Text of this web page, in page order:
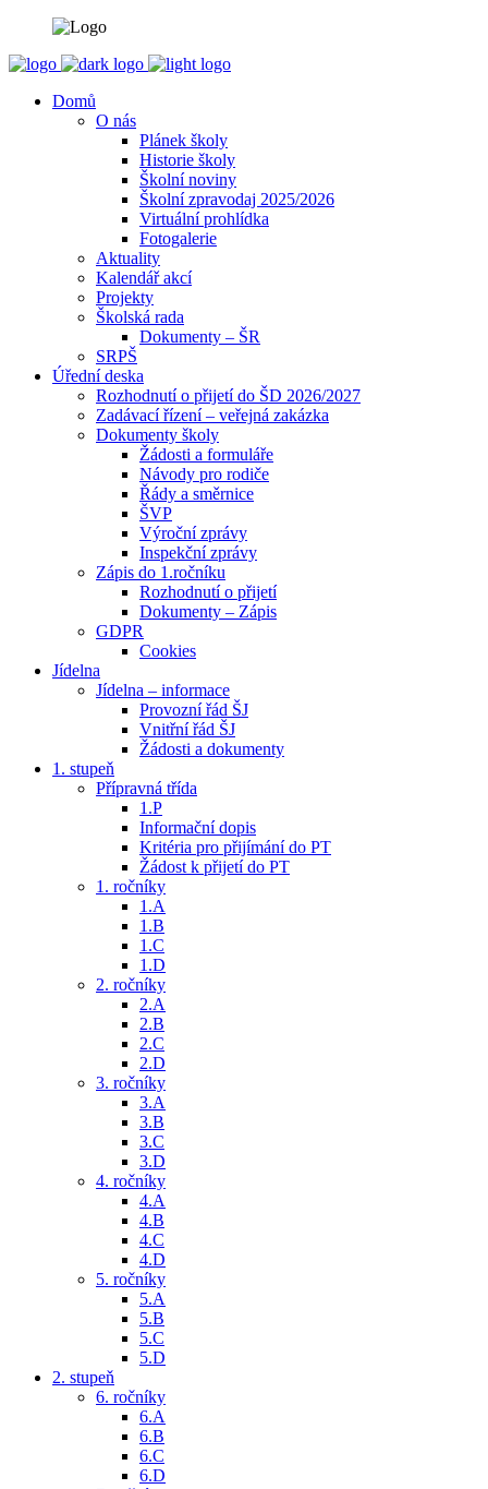
Domů
O nás
Plánek školy
Historie školy
Školní noviny
Školní zpravodaj 2025/2026
Virtuální prohlídka
Fotogalerie
Aktuality
Kalendář akcí
Projekty
Školská rada
Dokumenty – ŠR
SRPŠ
Úřední deska
Rozhodnutí o přijetí do ŠD 2026/2027
Zadávací řízení – veřejná zakázka
Dokumenty školy
Žádosti a formuláře
Návody pro rodiče
Řády a směrnice
ŠVP
Výroční zprávy
Inspekční zprávy
Zápis do 1.ročníku
Rozhodnutí o přijetí
Dokumenty – Zápis
GDPR
Cookies
Jídelna
Jídelna – informace
Provozní řád ŠJ
Vnitřní řád ŠJ
Žádosti a dokumenty
1. stupeň
Přípravná třída
1.P
Informační dopis
Kritéria pro přijímání do PT
Žádost k přijetí do PT
1. ročníky
1.A
1.B
1.C
1.D
2. ročníky
2.A
2.B
2.C
2.D
3. ročníky
3.A
3.B
3.C
3.D
4. ročníky
4.A
4.B
4.C
4.D
5. ročníky
5.A
5.B
5.C
5.D
2. stupeň
6. ročníky
6.A
6.B
6.C
6.D